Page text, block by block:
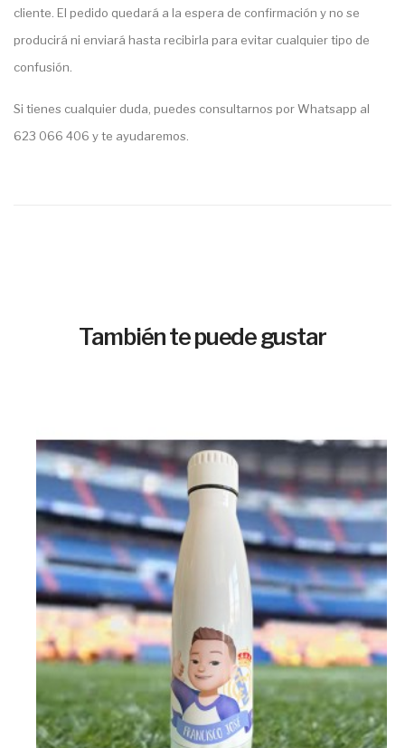
cliente. El pedido quedará a la espera de confirmación y no se
producirá ni enviará hasta recibirla para evitar cualquier tipo de
confusión.
Si tienes cualquier duda, puedes consultarnos por Whatsapp al
623 066 406 y te ayudaremos.
También te puede gustar